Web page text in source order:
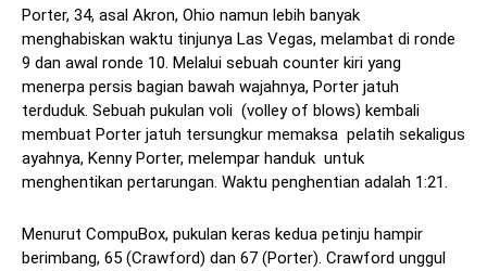
Porter, 34, asal Akron, Ohio namun lebih banyak
menghabiskan waktu tinjunya Las Vegas, melambat di ronde
9 dan awal ronde 10. Melalui sebuah counter kiri yang
menerpa persis bagian bawah wajahnya, Porter jatuh
terduduk. Sebuah pukulan voli (volley of blows) kembali
membuat Porter jatuh tersungkur memaksa pelatih sekaligus
ayahnya, Kenny Porter, melempar handuk untuk
menghentikan pertarungan. Waktu penghentian adalah 1:21.
Menurut CompuBox, pukulan keras kedua petinju hampir
berimbang, 65 (Crawford) dan 67 (Porter). Crawford unggul